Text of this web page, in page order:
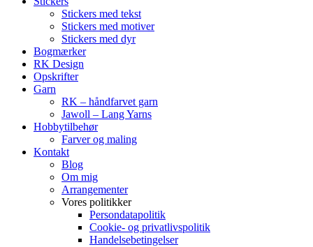
Stickers med tekst
Stickers med motiver
Stickers med dyr
Bogmærker
RK Design
Opskrifter
Garn
RK – håndfarvet garn
Jawoll – Lang Yarns
Hobbytilbehør
Farver og maling
Kontakt
Blog
Om mig
Arrangementer
Vores politikker
Persondatapolitik
Cookie- og privatlivspolitik
Handelsebetingelser